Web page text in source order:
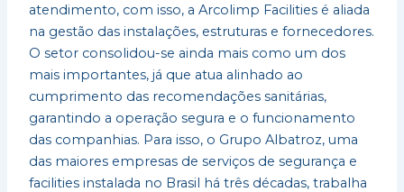
atendimento, com isso, a Arcolimp Facilities é aliada
na gestão das instalações, estruturas e fornecedores.
O setor consolidou-se ainda mais como um dos
mais importantes, já que atua alinhado ao
cumprimento das recomendações sanitárias,
garantindo a operação segura e o funcionamento
das companhias. Para isso, o Grupo Albatroz, uma
das maiores empresas de serviços de segurança e
facilities instalada no Brasil há três décadas, trabalha